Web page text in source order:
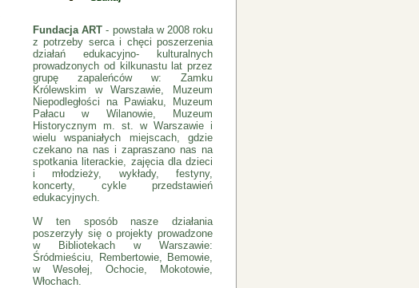
Fundacja ART- powstała w 2008 roku
z potrzeby serca i chęci poszerzenia
działań edukacyjno- kulturalnych
prowadzonych od kilkunastu lat przez
grupę zapaleńców w: Zamku
Królewskim w Warszawie, Muzeum
Niepodległości na Pawiaku, Muzeum
Pałacu w Wilanowie, Muzeum
Historycznym m. st. w Warszawie i
wielu wspaniałych miejscach, gdzie
czekano na nas i zapraszano nas na
spotkania literackie, zajęcia dla dzieci
i młodzieży, wykłady, festyny,
koncerty, cykle przedstawień
edukacyjnych.
W ten sposób nasze działania
poszerzyły się o projekty prowadzone
w Bibliotekach w Warszawie:
Śródmieściu, Rembertowie, Bemowie,
w Wesołej, Ochocie, Mokotowie,
Włochach.